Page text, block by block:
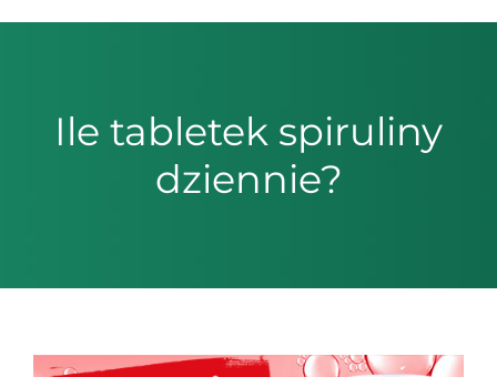
Ile tabletek spiruliny
dziennie?